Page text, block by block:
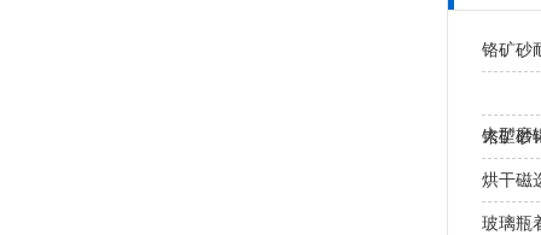
铬矿砂
大型磨
处？
铬矿砂
烘干磁
玻璃瓶